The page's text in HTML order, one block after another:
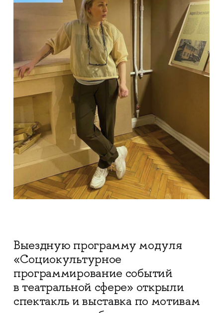
Выездную программу модуля
«Социокультурное
программирование событий
в театральной сфере» открыли
спектакль и выставка по мотивам